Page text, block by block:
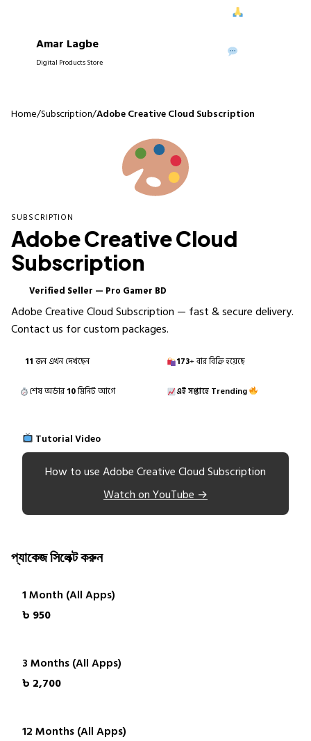
আপনাদের
Amar Lagbe
Digital Products Store
Home/Subscription/Adobe Creative Cloud Subscription
SUBSCRIPTION
Adobe Creative Cloud
Subscription
Verified Seller — Pro Gamer BD
Adobe Creative Cloud Subscription — fast & secure delivery.
Contact us for custom packages.
11 জন এখন দেখছেন 173+ বার বিক্রি হয়েছে
শেষ অর্ডার10মিনিট আগে এই সপ্তাহে Trending
Tutorial Video
How to use Adobe Creative Cloud Subscription
Watch on YouTube →
প্যাকেজ সিলেক্ট করুন
1 Month (All Apps)
৳ 950
3 Months (All Apps)
৳ 2,700
12 Months (All Apps)